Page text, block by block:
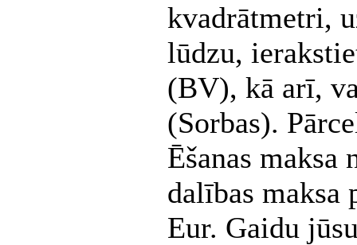
kvadrātmetri,
lūdzu,
(BV), kā arī,
(Sorbas).
Ēšanas maksa
dalības
Eur. Gaidu